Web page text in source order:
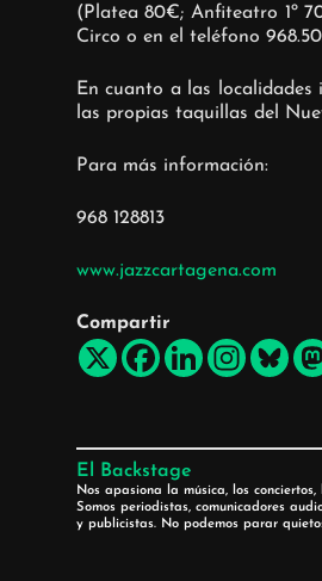
(Platea 80€; Anfiteatro 1º
Circo o en el teléfono
En cuanto a las
las propias taquillas del
Para más información:
968 128813
www.jazzcartagena.com
Compartir
El Backstage
Nos apasiona la música, los
Somos periodistas, comunicadores
y publicistas. No podemos parar